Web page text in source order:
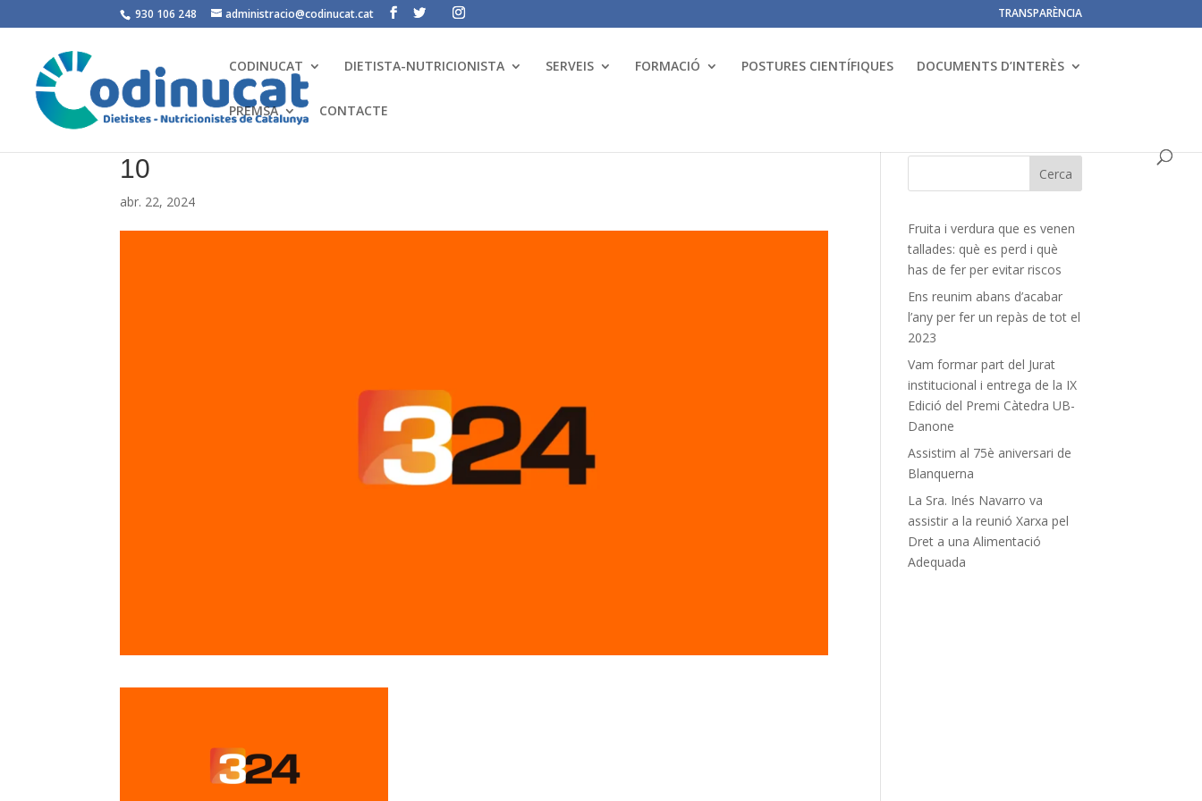
930 106 248 administracio@codinucat.cat TRANSPARÈNCIA
CODINUCAT DIETISTA-NUTRICIONISTA SERVEIS FORMACIÓ POSTURES CIENTÍFIQUES DOCUMENTS D’INTERÈS
PREMSA CONTACTE
10
abr. 22, 2024
Fruita i verdura que es venen
tallades: què es perd i què
has de fer per evitar riscos
Ens reunim abans d’acabar
l’any per fer un repàs de tot el
2023
Vam formar part del Jurat
institucional i entrega de la IX
Edició del Premi Càtedra UB-
Danone
Assistim al 75è aniversari de
Blanquerna
La Sra. Inés Navarro va
assistir a la reunió Xarxa pel
Dret a una Alimentació
Adequada